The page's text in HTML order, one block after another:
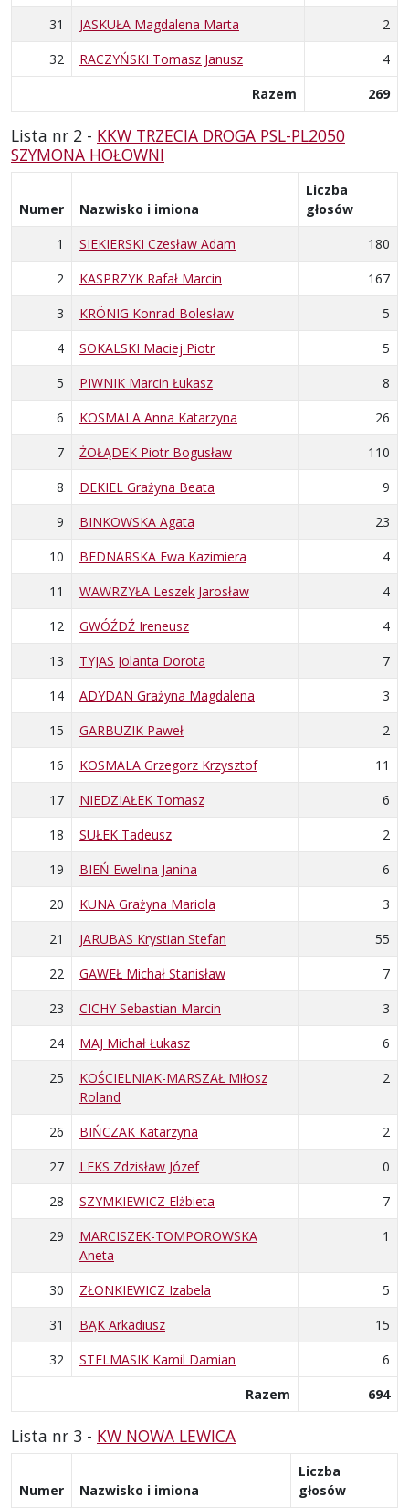
31
JASKUŁA Magdalena Marta
2
32
RACZYŃSKI Tomasz Janusz
4
Razem
269
Lista nr 2 - KKW TRZECIA DROGA PSL-PL2050
SZYMONA HOŁOWNI
Numer Nazwisko i imiona
Liczba
głosów
1
SIEKIERSKI Czesław Adam
180
2
KASPRZYK Rafał Marcin
167
3
KRÖNIG Konrad Bolesław
5
4
SOKALSKI Maciej Piotr
5
5
PIWNIK Marcin Łukasz
8
6
KOSMALA Anna Katarzyna
26
7
ŻOŁĄDEK Piotr Bogusław
110
8
DEKIEL Grażyna Beata
9
9
BINKOWSKA Agata
23
10
BEDNARSKA Ewa Kazimiera
4
11
WAWRZYŁA Leszek Jarosław
4
12
GWÓŹDŹ Ireneusz
4
13
TYJAS Jolanta Dorota
7
14
ADYDAN Grażyna Magdalena
3
15
GARBUZIK Paweł
2
16
KOSMALA Grzegorz Krzysztof
11
17
NIEDZIAŁEK Tomasz
6
18
SUŁEK Tadeusz
2
19
BIEŃ Ewelina Janina
6
20
KUNA Grażyna Mariola
3
21
JARUBAS Krystian Stefan
55
22
GAWEŁ Michał Stanisław
7
23
CICHY Sebastian Marcin
3
24
MAJ Michał Łukasz
6
25
KOŚCIELNIAK-MARSZAŁ Miłosz
Roland
2
26 BIŃCZAK Katarzyna
2
27
LEKS Zdzisław Józef
0
28
SZYMKIEWICZ Elżbieta
7
29
MARCISZEK-TOMPOROWSKA
Aneta
1
30 ZŁONKIEWICZ Izabela
5
31
BĄK Arkadiusz
15
32
STELMASIK Kamil Damian
6
Razem
694
Lista nr 3 - KW NOWA LEWICA
Numer Nazwisko i imiona
Liczba
głosów